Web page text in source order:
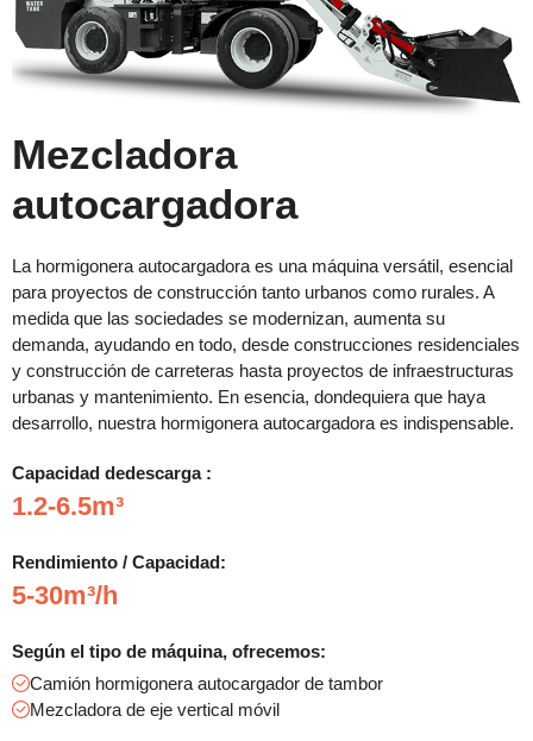
Mezcladora
autocargadora
La hormigonera autocargadora es una máquina versátil, esencial
para proyectos de construcción tanto urbanos como rurales. A
medida que las sociedades se modernizan, aumenta su
demanda, ayudando en todo, desde construcciones residenciales
y construcción de carreteras hasta proyectos de infraestructuras
urbanas y mantenimiento. En esencia, dondequiera que haya
desarrollo, nuestra hormigonera autocargadora es indispensable.
Capacidad dedescarga :
1.2-6.5m³
Rendimiento / Capacidad:
5-30m³/h
Según el tipo de máquina, ofrecemos:
Camión hormigonera autocargador de tambor
Mezcladora de eje vertical móvil